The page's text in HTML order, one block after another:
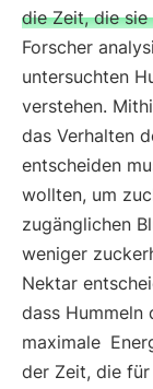
die Zeit, die
Forscher
untersuchten
verstehen.
das Verhalten
entscheiden
wollten, um
zugänglichen
weniger
Nektar
dass Hummeln
maximale
der Zeit, die